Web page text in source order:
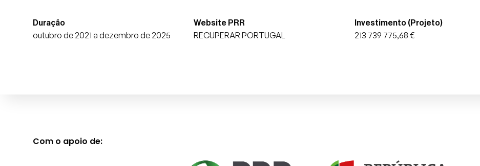
Duração
outubro de 2021 a dezembro de 2025
Website PRR
RECUPERAR PORTUGAL
Investimento (Projeto)
213 739 775,68 €
Com o apoio de: